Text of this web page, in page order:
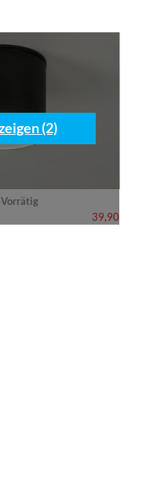
Vorrätig
39,90
Mehr anzeigen (2)